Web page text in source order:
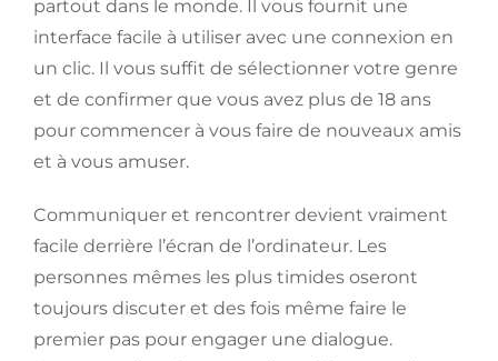
partout dans le monde. Il vous fournit une
interface facile à utiliser avec une connexion en
un clic. Il vous suffit de sélectionner votre genre
et de confirmer que vous avez plus de 18 ans
pour commencer à vous faire de nouveaux amis
et à vous amuser.
Communiquer et rencontrer devient vraiment
facile derrière l’écran de l’ordinateur. Les
personnes mêmes les plus timides oseront
toujours discuter et des fois même faire le
premier pas pour engager une dialogue.